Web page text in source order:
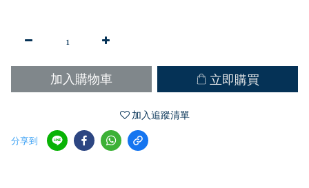
加入購物車 立即購買
加入追蹤清單
分享到